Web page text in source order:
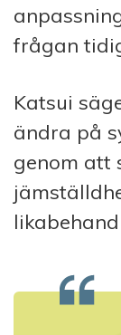
frågan
Katsui
ändra på
genom att